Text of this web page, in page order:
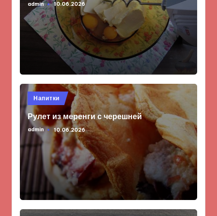
Запись
от
admin 10.06.2026
Опубликовано
в
Напитки
Рулет из меренги с черешней
Запись
admin 10.06.2026